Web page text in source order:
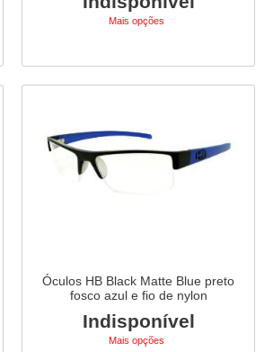
Mais opções
Óculos HB Black Matte Blue preto
fosco azul e fio de nylon
Indisponível
Mais opções